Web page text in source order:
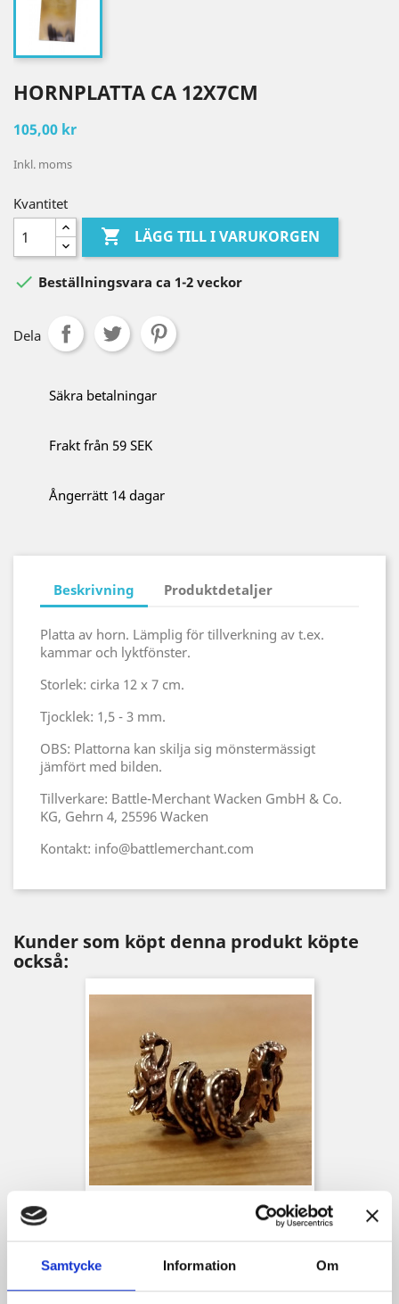
Samtycke Information Om
HORNPLATTA CA 12X7CM
105,00 kr
Inkl. moms
Kvantitet
 LÄGG TILL I VARUKORGEN
 Beställningsvara ca 1-2 veckor
Dela
Säkra betalningar
Frakt från 59 SEK
Ångerrätt 14 dagar
Beskrivning Produktdetaljer
Platta av horn. Lämplig för tillverkning av t.ex.
kammar och lyktfönster.
Storlek: cirka 12 x 7 cm.
Tjocklek: 1,5 - 3 mm.
OBS: Plattorna kan skilja sig mönstermässigt
jämfört med bilden.
Tillverkare: Battle-Merchant Wacken GmbH & Co.
KG, Gehrn 4, 25596 Wacken
Kontakt: info@battlemerchant.com
Kunder som köpt denna produkt köpte
också:
Pärla Tvåhövdad Drake
Pris
179,00 kr